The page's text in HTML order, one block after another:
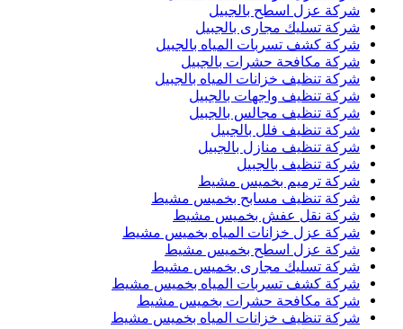
شركة عزل اسطح بالجبيل
شركة تسليك مجارى بالجبيل
شركة كشف تسربات المياه بالجبيل
شركة مكافحة حشرات بالجبيل
شركة تنظيف خزانات المياه بالجبيل
شركة تنظيف واجهات بالجبيل
شركة تنظيف مجالس بالجبيل
شركة تنظيف فلل بالجبيل
شركة تنظيف منازل بالجبيل
شركة تنظيف بالجبيل
شركة ترميم بخميس مشيط
شركة تنظيف مسابح بخميس مشيط
شركة نقل عفش بخميس مشيط
شركة عزل خزانات المياه بخميس مشيط
شركة عزل اسطح بخميس مشيط
شركة تسليك مجارى بخميس مشيط
شركة كشف تسربات المياه بخميس مشيط
شركة مكافحة حشرات بخميس مشيط
شركة تنظيف خزانات المياه بخميس مشيط